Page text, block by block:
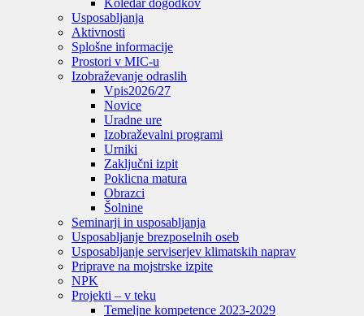
Koledar dogodkov
Usposabljanja
Aktivnosti
Splošne informacije
Prostori v MIC-u
Izobraževanje odraslih
Vpis2026/27
Novice
Uradne ure
Izobraževalni programi
Urniki
Zaključni izpit
Poklicna matura
Obrazci
Šolnine
Seminarji in usposabljanja
Usposabljanje brezposelnih oseb
Usposabljanje serviserjev klimatskih naprav
Priprave na mojstrske izpite
NPK
Projekti – v teku
Temeljne kompetence 2023-2029